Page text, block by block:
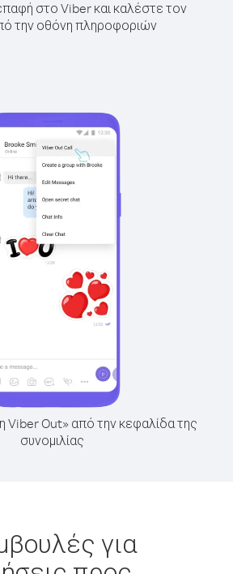
στο Viber και καλέστε τον
την οθόνη πληροφοριών
Viber Out» από την κεφαλίδα της
συνομιλίας
για